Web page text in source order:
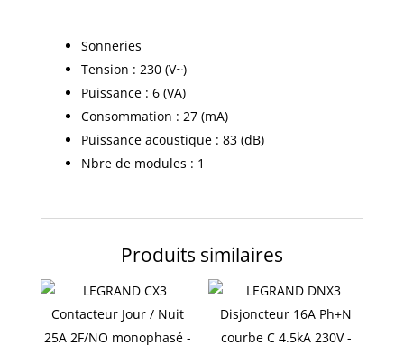
Sonneries
Tension : 230 (V~)
Puissance : 6 (VA)
Consommation : 27 (mA)
Puissance acoustique : 83 (dB)
Nbre de modules : 1
Produits similaires